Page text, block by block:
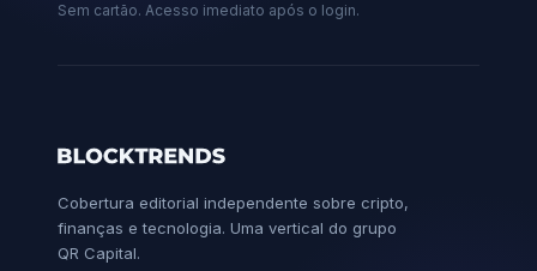
Sem cartão. Acesso imediato após o login.
Cobertura editorial independente sobre cripto,
finanças e tecnologia. Uma vertical do grupo
QR Capital.